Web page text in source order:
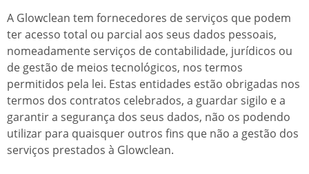
A Glowclean tem fornecedores de serviços que podem
ter acesso total ou parcial aos seus dados pessoais,
nomeadamente serviços de contabilidade, jurídicos ou
de gestão de meios tecnológicos, nos termos
permitidos pela lei. Estas entidades estão obrigadas nos
termos dos contratos celebrados, a guardar sigilo e a
garantir a segurança dos seus dados, não os podendo
utilizar para quaisquer outros fins que não a gestão dos
serviços prestados à Glowclean.